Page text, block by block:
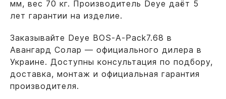
мм, вес 70 кг. Производитель Deye даёт 5
лет гарантии на изделие.
Заказывайте Deye BOS-A-Pack7.68 в
Авангард Солар — официального дилера в
Украине. Доступны консультация по подбору,
доставка, монтаж и официальная гарантия
производителя.